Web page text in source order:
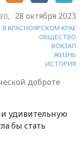
28 октября 2023
В КРАСНОЯРСКОМ КРАЕ
ОБЩЕСТВО
ВОКЗАЛ
ЖИЗНЬ
ИСТОРИЯ
доброте
удивительную
бы стать